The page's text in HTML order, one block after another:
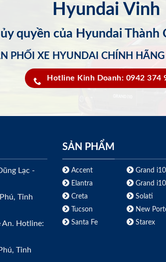
Hyundai Vinh
quyền của Hyundai Thành
PHỐI XE HYUNDAI CHÍNH
Hotline Kinh Doanh: 0942 374
Lạc -
Tỉnh
An. Hotline:
Tỉnh
SẢN PHẨM
Accent
Elantra
Creta
Tucson
Santa Fe
Grand i10
Grand i10
Solati
New
Starex